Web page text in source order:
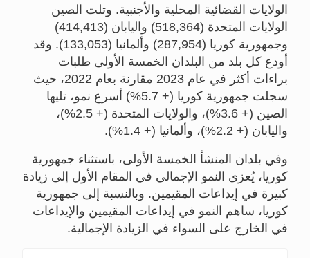
الولايات القضائية المحلية والأجنبية. وتلت الصين
الولايات المتحدة (518,364) واليابان (414,413)
وجمهورية كوريا (287,954) وألمانيا (133,053). وقد
أودع كل بلد من البلدان الخمسة الأولى طلبات
براءات أكثر في عام 2023 مقارنة بعام 2022، حيث
سجلت جمهورية كوريا (+ 5.7%) أسرع نمو، تليها
الصين (+ 3.6%)، والولايات المتحدة (+ 2.5%)،
واليابان (+ 2.2%)، وألمانيا (+ 1.4%).
وفي بلدان المنشأ الخمسة الأولى، باستثناء جمهورية
كوريا، يُعزى النمو الإجمالي في المقام الأول إلى زيادة
كبيرة في إيداعات المقيمين. وبالنسبة إلى جمهورية
كوريا، ساهم النمو في إيداعات المقيمين والإيداعات
في الخارج على السواء في الزيادة الإجمالية.